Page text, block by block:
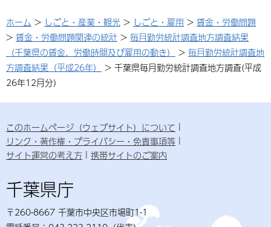
ホーム > しごと・産業・観光 > しごと・雇用 > 賃金・労働問題
> 賃金・労働問題関連の統計 > 毎月勤労統計調査地方調査結果
（千葉県の賃金、労働時間及び雇用の動き）
> 毎月勤労統計調査地
方調査結果（平成26年）
> 千葉県毎月勤労統計調査地方調査(平成
26年12月分)
このホームページ（ウェブサイト）について
リンク・著作権・プライバシー・免責事項等
サイト運営の考え方
携帯サイトのご案内
千葉県庁
〒260-8667 千葉市中央区市場町1-1